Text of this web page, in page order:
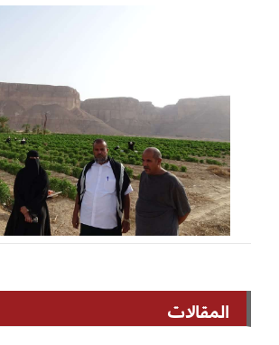
المقالات